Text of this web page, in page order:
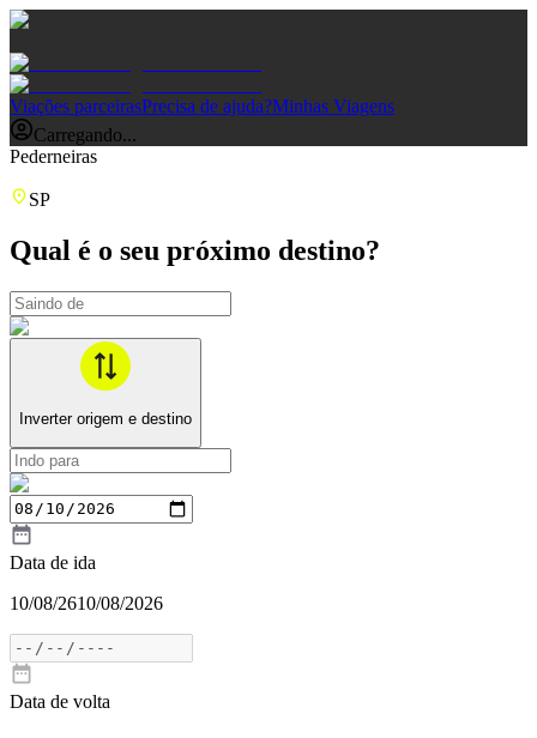
Viações parceirasPrecisa de ajuda?Minhas Viagens
Carregando...
Pederneiras
SP
Qual é o seu próximo destino?
Inverter origem e destino
Data de ida
10/08/2610/08/2026
Data de volta